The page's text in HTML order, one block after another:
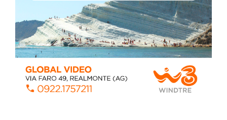
📅 ESTATE MEDITERRANEA 2026 – COMUNE DI
SICULIANA
July 24, 2026
Siculiana, concerto del 1° Maggio 2026 in
Piazza Umberto I: arrivano I Cugini di
Campagna